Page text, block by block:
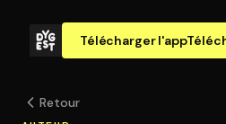
Télécharger l'app
Retour